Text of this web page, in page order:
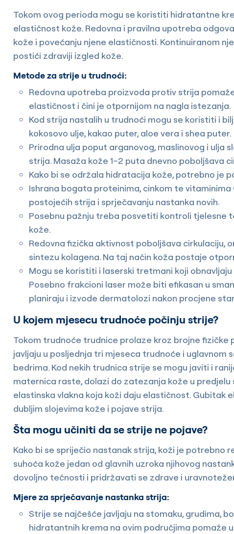
Tokom ovog perioda mogu se koristiti hidratantne
elastičnost kože. Redovna i pravilna upotreba
kože i povećanju njene elastičnosti. Kontinuiranom
postići zdraviji izgled kože.
Metode za strije u trudnoći:
Redovna upotreba proizvoda protiv strija
elastičnost i čini je otpornijom na nagla istezanja.
Kod strija nastalih u trudnoći mogu se koristiti i
kokosovo ulje, kakao puter, aloe vera i shea puter.
Prirodna ulja poput arganovog, maslinovog i
strija. Masaža kože 1–2 puta dnevno poboljšava
Kako bi se održala hidratacija kože, potrebno je
Ishrana bogata proteinima, cinkom te vitaminima
postojećih strija i sprječavanju nastanka novih.
Posebnu pažnju treba posvetiti kontroli tjelesne
kože.
Redovna fizička aktivnost poboljšava cirkulaciju,
sintezu kolagena. Na taj način koža postaje
Mogu se koristiti i laserski tretmani koji
Posebno frakcioni laser može biti efikasan u
planiraju i izvode dermatolozi nakon procjene
U kojem mjesecu trudnoće počinju strije?
Tokom trudnoće trudnice prolaze kroz brojne fizičke
javljaju u posljednja tri mjeseca trudnoće i uglavnom
bedrima. Kod nekih trudnica strije se mogu javiti i
maternica raste, dolazi do zatezanja kože u
elastinska vlakna koja koži daju elastičnost. Gubitak
dubljim slojevima kože i pojave strija.
Šta mogu učiniti da se strije ne pojave?
Kako bi se spriječio nastanak strija, koži je potrebno
suhoća kože jedan od glavnih uzroka njihovog
dovoljno tečnosti i pridržavati se zdrave i
Mjere za sprječavanje nastanka strija:
Strije se najčešće javljaju na stomaku, grudima,
hidratantnih krema na ovim područjima pomaže